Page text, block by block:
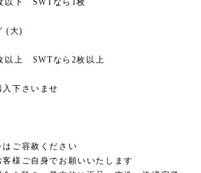
(大)
以上 SWTなら2枚以上
下さいませ
ご容赦ください
様ご自身でお願いいたします